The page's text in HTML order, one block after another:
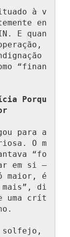
à v
en
E quan
“finan
Porqu
para a
O m
“fo
em si —
maior, é
mais”, di
uma crít
solfejo,